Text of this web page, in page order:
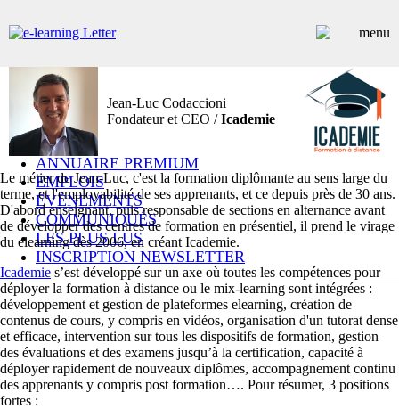
ARTICLES
DOSSIERS
CONTRIBUTEURS
ANNUAIRE PREMIUM
EMPLOIS
ÉVÉNEMENTS
COMMUNIQUÉS
LES PLUS LUS
INSCRIPTION NEWSLETTER
Jean-Luc Codaccioni
Fondateur et CEO /Icademie
Le métier de Jean-Luc, c'est la formation diplômante au sens large du
terme, et l'employabilité de ses apprenants, et ce depuis près de 30 ans.
D'abord enseignant, puis responsable de sections en alternance avant
de développer des centres de formation en présentiel, il prend le virage
du elearning dès 2006, en créant Icademie.
Icademie s’est développé sur un axe où toutes les compétences pour
déployer la formation à distance ou le mix-learning sont intégrées :
développement et gestion de plateformes elearning, création de
contenus de cours, y compris en vidéos, organisation d'un tutorat dense
et efficace, intervention sur tous les dispositifs de formation, gestion
des évaluations et des examens jusqu’à la certification, capacité à
déployer rapidement de nouveaux diplômes, accompagnement continu
des apprenants y compris post formation…. Pour résumer, 3 positions
fortes :